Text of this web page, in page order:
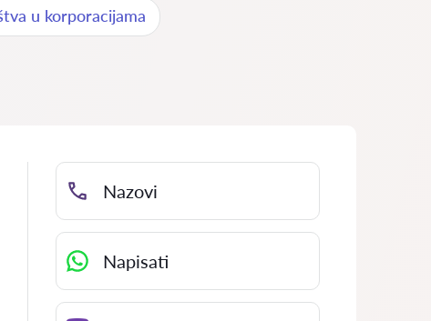
u korporacijama
Nazovi
Napisati